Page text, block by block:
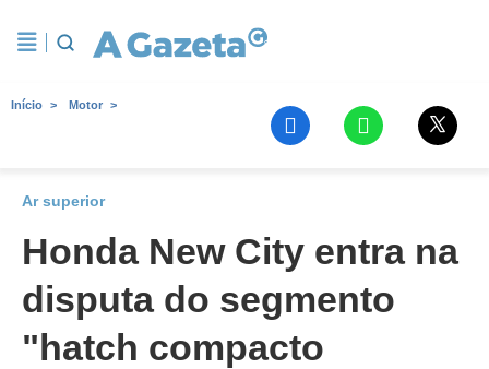
Início Motor
Ar superior
Honda New City entra na
disputa do segmento
"hatch compacto